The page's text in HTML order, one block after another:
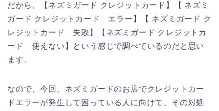
だから、【ネズミガード クレジットカード】【 ネズミ
ガード クレジットカード エラー】【 ネズミガード ク
レジットカード 失敗】【ネズミガード クレジットカ
ード 使えない】という感じで調べているのだと思い
ます。
なので、今回、ネズミガードのお店でクレジットカー
ドエラーが発生して困っている人に向けて、その対処